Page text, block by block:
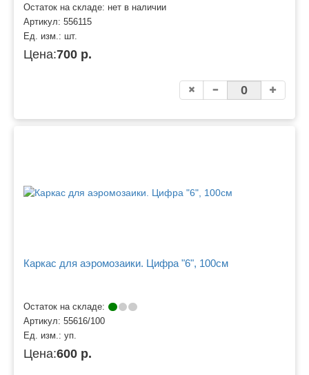
Остаток на складе: нет в наличии
Артикул: 556115
Ед. изм.: шт.
Цена:700 р.
Каркас для аэромозаики. Цифра "6", 100см
Остаток на складе:
Артикул: 55616/100
Ед. изм.: уп.
Цена:600 р.